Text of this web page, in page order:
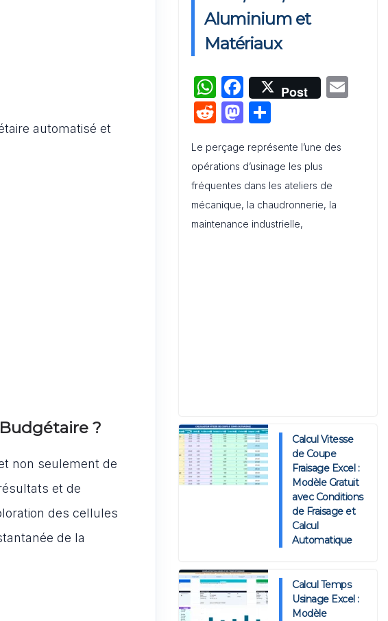
automatisé et
?
non seulement de
et de
des cellules
de la
Interne et Externe : Canevas
Word
professionnelles pour les 10
métiers du marketing les plus
recherchés
Aluminium et
Matériaux
W
h
at
s
A
p
p
F
a
c
e
b
o
o
Post
R
d
di
t
M
st
o
d
o
ta
g
er
Le perçage représente l’une des
opérations d’usinage les plus
fréquentes dans les ateliers de
mécanique, la chaudronnerie, la
maintenance industrielle,
Calcul Vitesse
de Coupe
Fraisage Excel :
Modèle Gratuit
avec Conditions
de Fraisage et
Calcul
Automatique
Calcul Temps
Usinage Excel :
Modèle